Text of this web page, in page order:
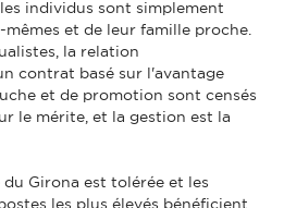
individus sont simplement
et de leur famille proche.
la relation
contrat basé sur l'avantage
et de promotion sont censés
le mérite, et la gestion est la
Girona est tolérée et les
les plus élevés bénéficient